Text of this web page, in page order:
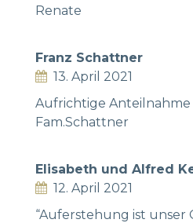
Renate
Franz Schattner
13. April 2021
Aufrichtige
Fam.Schattner
Elisabeth und Alfred
12. April 2021
“Auferstehung ist unser